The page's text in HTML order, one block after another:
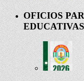
OFICIOS
EDUCATIVAS